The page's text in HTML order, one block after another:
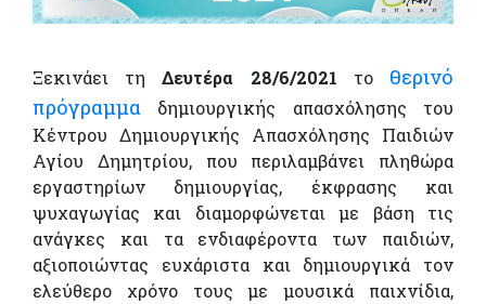
Ξεκινάει τηΔευτέρα 28/6/2021 το θερινό
πρόγραμμα δημιουργικής απασχόλησης του
Κέντρου Δημιουργικής Απασχόλησης Παιδιών
Αγίου Δημητρίου, που περιλαμβάνει πληθώρα
εργαστηρίων δημιουργίας, έκφρασης και
ψυχαγωγίας και διαμορφώνεται με βάση τις
ανάγκες και τα ενδιαφέροντα των παιδιών,
αξιοποιώντας ευχάριστα και δημιουργικά τον
ελεύθερο χρόνο τους με μουσικά παιχνίδια,